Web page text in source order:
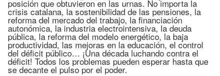
posición que obtuvieron en las urnas. No importa la
crisis catalana, la sostenibilidad de las pensiones, la
reforma del mercado del trabajo, la financiación
autonómica, la industria electrointensiva, la deuda
pública, la reforma del modelo energético, la baja
productividad, las mejoras en la educación, el control
del déficit público… ¡Una década luchando contra el
déficit! Todos los problemas pueden esperar hasta que
se decante el pulso por el poder.